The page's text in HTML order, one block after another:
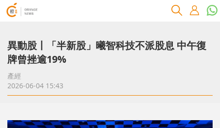
異動股丨「半新股」曦智科技不派股息 中午復
牌曾挫逾19%
產經
2026-06-04 15:43